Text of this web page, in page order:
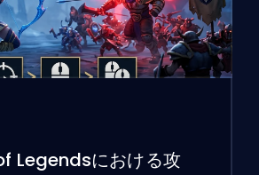
Legendsにおける攻